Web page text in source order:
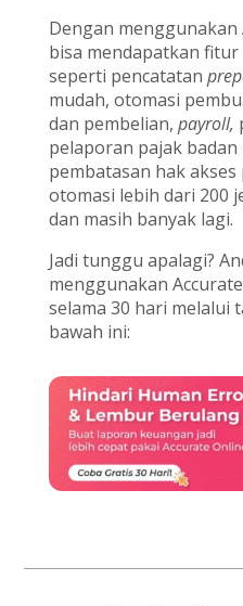
Dengan menggunakan
bisa mendapatkan
seperti pencatatan
mudah, otomasi
dan pembelian, payroll,
pelaporan pajak
pembatasan hak
otomasi lebih dari 200
dan masih banyak lagi.
Jadi tunggu apalagi?
menggunakan
selama 30 hari melalui
bawah ini: